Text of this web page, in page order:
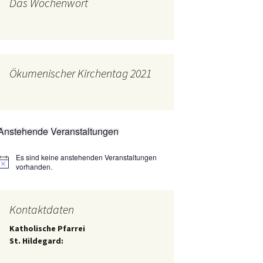
Arbeitsgruppen
Ökumenischer Kirchentag 2021
Veranstaltungen
Es sind keine anstehenden Veranstaltungen
vorhanden.
Kontaktdaten
Katholische Pfarrei
St. Hildegard: